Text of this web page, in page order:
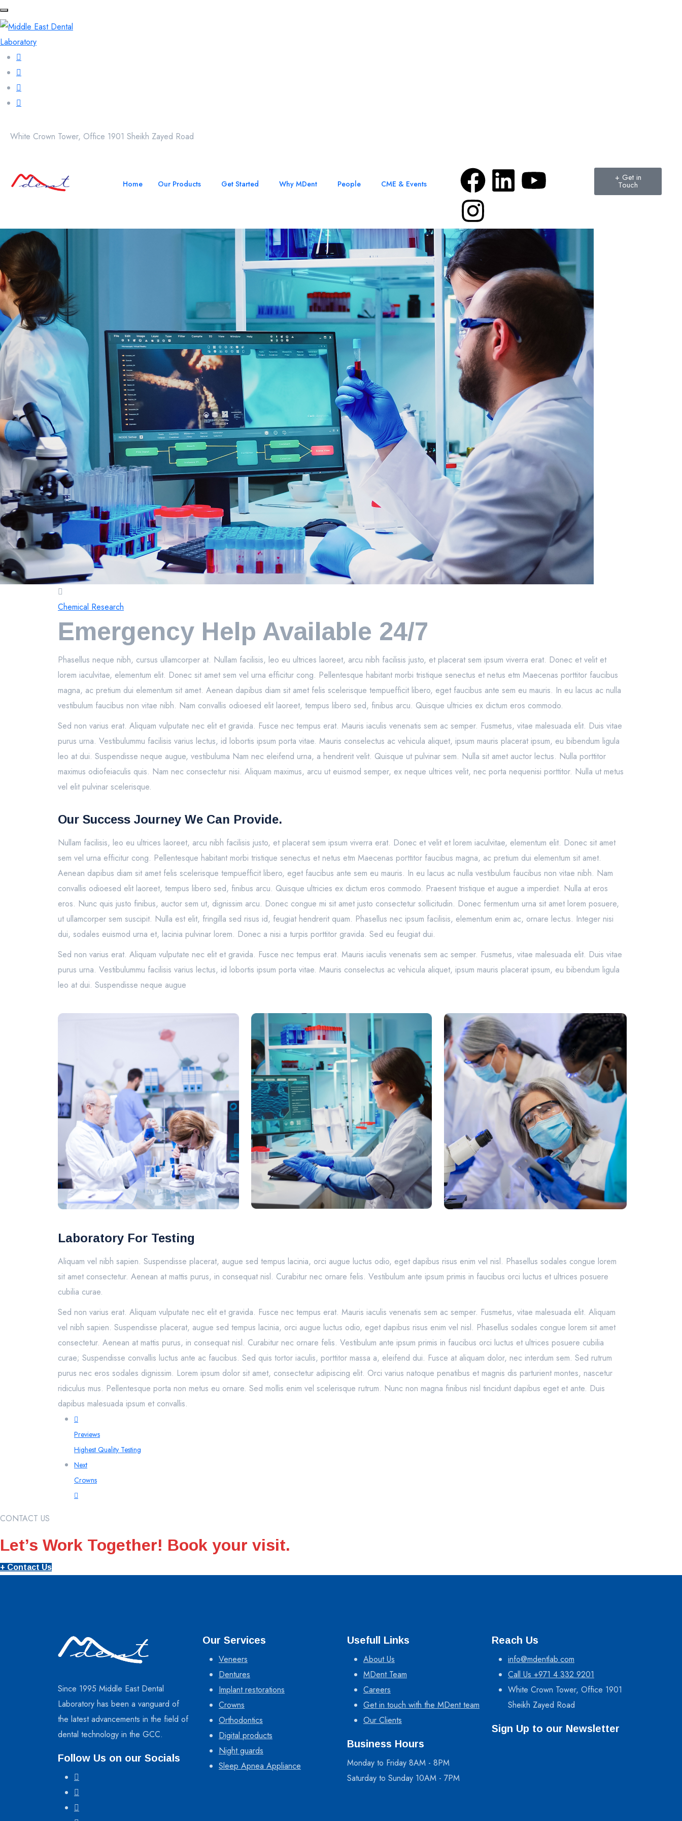
White Crown Tower, Office 1901 Sheikh Zayed Road
Home Our Products Get Started Why MDent People CME & Events
+ Get in
Touch
Chemical Research
Emergency Help Available 24/7
Phasellus neque nibh, cursus ullamcorper at. Nullam facilisis, leo eu ultrices laoreet, arcu nibh facilisis justo, et placerat sem ipsum viverra erat. Donec et velit et
lorem iaculvitae, elementum elit. Donec sit amet sem vel urna efficitur cong. Pellentesque habitant morbi tristique senectus et netus etm Maecenas porttitor faucibus
magna, ac pretium dui elementum sit amet. Aenean dapibus diam sit amet felis scelerisque tempuefficit libero, eget faucibus ante sem eu mauris. In eu lacus ac nulla
vestibulum faucibus non vitae nibh. Nam convallis odioesed elit laoreet, tempus libero sed, finibus arcu. Quisque ultricies ex dictum eros commodo.
Sed non varius erat. Aliquam vulputate nec elit et gravida. Fusce nec tempus erat. Mauris iaculis venenatis sem ac semper. Fusmetus, vitae malesuada elit. Duis vitae
purus urna. Vestibulummu facilisis varius lectus, id lobortis ipsum porta vitae. Mauris conselectus ac vehicula aliquet, ipsum mauris placerat ipsum, eu bibendum ligula
leo at dui. Suspendisse neque augue, vestibuluma Nam nec eleifend urna, a hendrerit velit. Quisque ut pulvinar sem. Nulla sit amet auctor lectus. Nulla porttitor
maximus odiofeiaculis quis. Nam nec consectetur nisi. Aliquam maximus, arcu ut euismod semper, ex neque ultrices velit, nec porta nequenisi porttitor. Nulla ut metus
vel elit pulvinar scelerisque.
Our Success Journey We Can Provide.
Nullam facilisis, leo eu ultrices laoreet, arcu nibh facilisis justo, et placerat sem ipsum viverra erat. Donec et velit et lorem iaculvitae, elementum elit. Donec sit amet
sem vel urna efficitur cong. Pellentesque habitant morbi tristique senectus et netus etm Maecenas porttitor faucibus magna, ac pretium dui elementum sit amet.
Aenean dapibus diam sit amet felis scelerisque tempuefficit libero, eget faucibus ante sem eu mauris. In eu lacus ac nulla vestibulum faucibus non vitae nibh. Nam
convallis odioesed elit laoreet, tempus libero sed, finibus arcu. Quisque ultricies ex dictum eros commodo. Praesent tristique et augue a imperdiet. Nulla at eros
eros. Nunc quis justo finibus, auctor sem ut, dignissim arcu. Donec congue mi sit amet justo consectetur sollicitudin. Donec fermentum urna sit amet lorem posuere,
ut ullamcorper sem suscipit. Nulla est elit, fringilla sed risus id, feugiat hendrerit quam. Phasellus nec ipsum facilisis, elementum enim ac, ornare lectus. Integer nisi
dui, sodales euismod urna et, lacinia pulvinar lorem. Donec a nisi a turpis porttitor gravida. Sed eu feugiat dui.
Sed non varius erat. Aliquam vulputate nec elit et gravida. Fusce nec tempus erat. Mauris iaculis venenatis sem ac semper. Fusmetus, vitae malesuada elit. Duis vitae
purus urna. Vestibulummu facilisis varius lectus, id lobortis ipsum porta vitae. Mauris conselectus ac vehicula aliquet, ipsum mauris placerat ipsum, eu bibendum ligula
leo at dui. Suspendisse neque augue
Laboratory For Testing
Aliquam vel nibh sapien. Suspendisse placerat, augue sed tempus lacinia, orci augue luctus odio, eget dapibus risus enim vel nisl. Phasellus sodales congue lorem
sit amet consectetur. Aenean at mattis purus, in consequat nisl. Curabitur nec ornare felis. Vestibulum ante ipsum primis in faucibus orci luctus et ultrices posuere
cubilia curae.
Sed non varius erat. Aliquam vulputate nec elit et gravida. Fusce nec tempus erat. Mauris iaculis venenatis sem ac semper. Fusmetus, vitae malesuada elit. Aliquam
vel nibh sapien. Suspendisse placerat, augue sed tempus lacinia, orci augue luctus odio, eget dapibus risus enim vel nisl. Phasellus sodales congue lorem sit amet
consectetur. Aenean at mattis purus, in consequat nisl. Curabitur nec ornare felis. Vestibulum ante ipsum primis in faucibus orci luctus et ultrices posuere cubilia
curae; Suspendisse convallis luctus ante ac faucibus. Sed quis tortor iaculis, porttitor massa a, eleifend dui. Fusce at aliquam dolor, nec interdum sem. Sed rutrum
purus nec eros sodales dignissim. Lorem ipsum dolor sit amet, consectetur adipiscing elit. Orci varius natoque penatibus et magnis dis parturient montes, nascetur
ridiculus mus. Pellentesque porta non metus eu ornare. Sed mollis enim vel scelerisque rutrum. Nunc non magna finibus nisl tincidunt dapibus eget et ante. Duis
dapibus malesuada ipsum et convallis.
Previews
Highest Quality Testing
Next
Crowns
CONTACT US
Let’s Work Together! Book your visit.
+ Contact Us
Since 1995 Middle East Dental
Laboratory has been a vanguard of
the latest advancements in the field of
dental technology in the GCC.
Follow Us on our Socials
Our Services
Veneers
Dentures
Implant restorations
Crowns
Orthodontics
Digital products
Night guards
Sleep Apnea Appliance
Usefull Links
About Us
MDent Team
Careers
Get in touch with the MDent team
Our Clients
Business Hours
Monday to Friday 8AM - 8PM
Saturday to Sunday 10AM - 7PM
Reach Us
info@mdentlab.com
Call Us +971 4 332 9201
White Crown Tower, Office 1901
Sheikh Zayed Road
Sign Up to our Newsletter